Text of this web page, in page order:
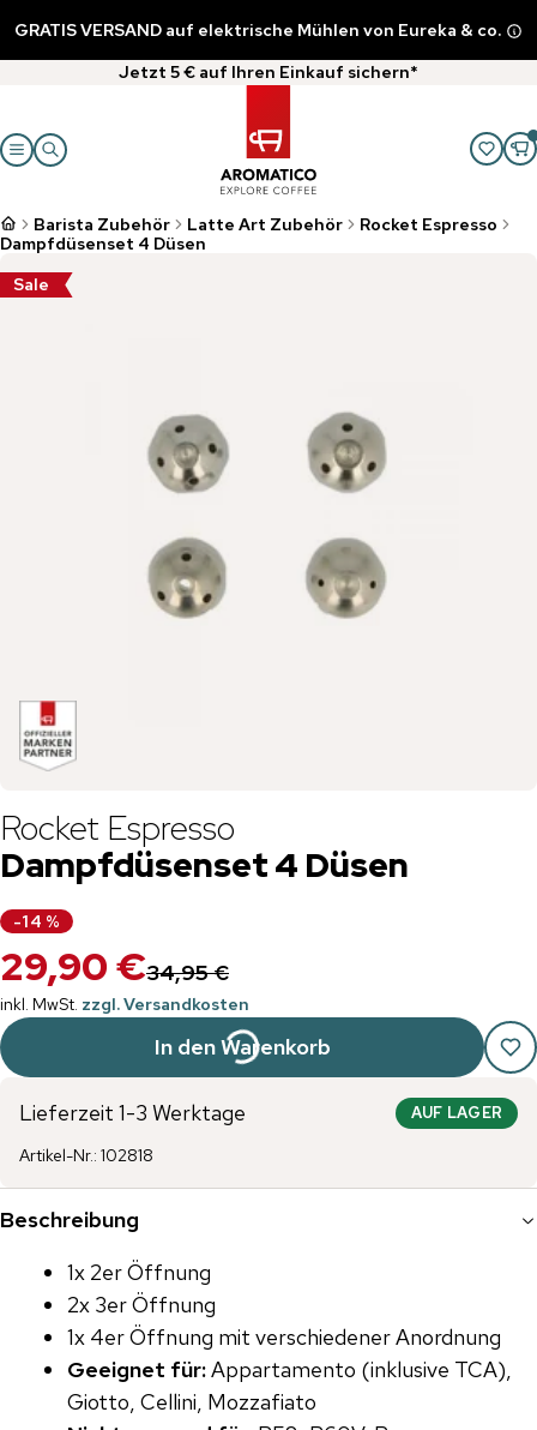
GRATIS VERSAND auf elektrische Mühlen von Eureka & co.
Jetzt 5 € auf Ihren Einkauf sichern*
Barista Zubehör Latte Art Zubehör
Rocket Espresso
Dampfdüsenset 4 Düsen
Sale
Rocket Espresso
Dampfdüsenset 4 Düsen
-14 %
29,90 €34,95 €
inkl. MwSt. zzgl. Versandkosten
In den Warenkorb
Lieferzeit 1-3 Werktage AUF LAGER
Artikel-Nr.: 102818
Beschreibung
1x 2er Öffnung
2x 3er Öffnung
1x 4er Öffnung mit verschiedener Anordnung
Geeignet für:Appartamento (inklusive TCA),
Giotto, Cellini, Mozzafiato